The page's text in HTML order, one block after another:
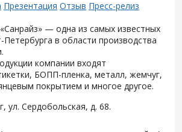
Презентация Отзыв Пресс-релиз
— одна из самых известных
Петербурга в области производства
компании входят
БОПП-пленка, металл, жемчуг,
покрытием и многое другое.
ул. Сердобольская, д. 68.